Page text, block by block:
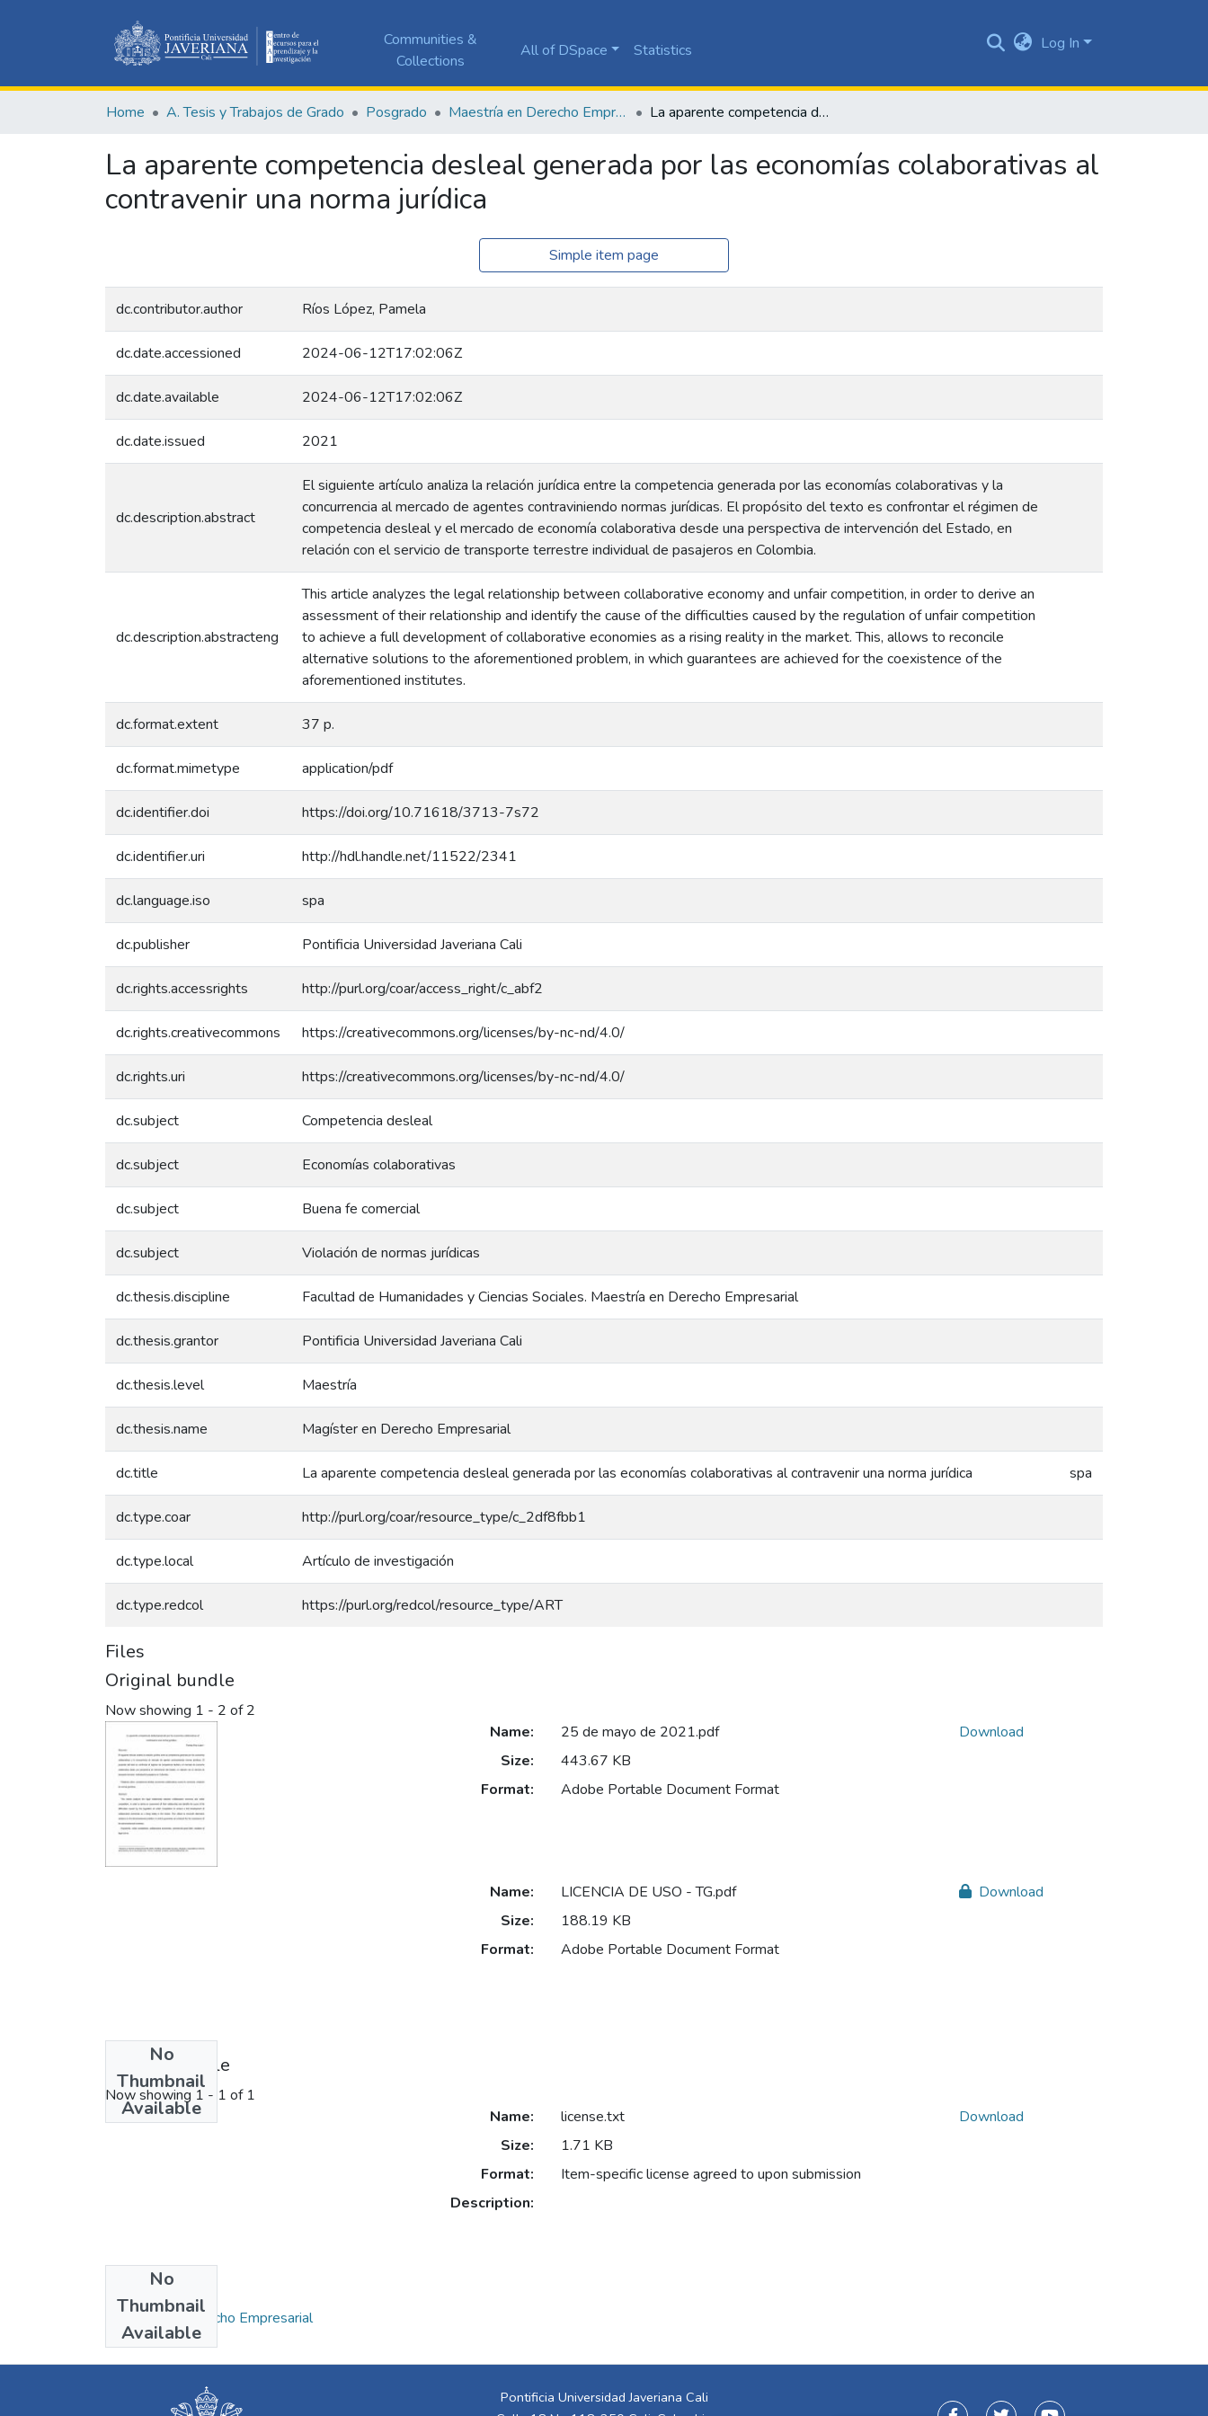
Communities &
Collections
All of DSpace Statistics Log In
Home A. Tesis y Trabajos de Grado Posgrado Maestría en Derecho Empresarial La aparente competencia desleal generada por las economías colaborativas al contravenir una norma jurídica
La aparente competencia desleal generada por las economías colaborativas al
contravenir una norma jurídica
Simple item page
dc.contributor.author Ríos López, Pamela
dc.date.accessioned 2024-06-12T17:02:06Z
dc.date.available 2024-06-12T17:02:06Z
dc.date.issued 2021
dc.description.abstract
El siguiente artículo analiza la relación jurídica entre la competencia generada por las economías colaborativas y la
concurrencia al mercado de agentes contraviniendo normas jurídicas. El propósito del texto es confrontar el régimen de
competencia desleal y el mercado de economía colaborativa desde una perspectiva de intervención del Estado, en
relación con el servicio de transporte terrestre individual de pasajeros en Colombia.
dc.description.abstracteng
This article analyzes the legal relationship between collaborative economy and unfair competition, in order to derive an
assessment of their relationship and identify the cause of the difficulties caused by the regulation of unfair competition
to achieve a full development of collaborative economies as a rising reality in the market. This, allows to reconcile
alternative solutions to the aforementioned problem, in which guarantees are achieved for the coexistence of the
aforementioned institutes.
dc.format.extent 37 p.
dc.format.mimetype application/pdf
dc.identifier.doi https://doi.org/10.71618/3713-7s72
dc.identifier.uri http://hdl.handle.net/11522/2341
dc.language.iso spa
dc.publisher Pontificia Universidad Javeriana Cali
dc.rights.accessrights http://purl.org/coar/access_right/c_abf2
dc.rights.creativecommons https://creativecommons.org/licenses/by-nc-nd/4.0/
dc.rights.uri https://creativecommons.org/licenses/by-nc-nd/4.0/
dc.subject Competencia desleal
dc.subject Economías colaborativas
dc.subject Buena fe comercial
dc.subject Violación de normas jurídicas
dc.thesis.discipline Facultad de Humanidades y Ciencias Sociales. Maestría en Derecho Empresarial
dc.thesis.grantor Pontificia Universidad Javeriana Cali
dc.thesis.level Maestría
dc.thesis.name Magíster en Derecho Empresarial
dc.title La aparente competencia desleal generada por las economías colaborativas al contravenir una norma jurídica spa
dc.type.coar http://purl.org/coar/resource_type/c_2df8fbb1
dc.type.local Artículo de investigación
dc.type.redcol https://purl.org/redcol/resource_type/ART
Files
Original bundle
Now showing 1 - 2 of 2
Name:
25 de mayo de 2021.pdf
Size:
443.67 KB
Format:
Adobe Portable Document Format
Download
No
Thumbnail
Available
Name:
LICENCIA DE USO - TG.pdf
Size:
188.19 KB
Format:
Adobe Portable Document Format
Download
License bundle
Now showing 1 - 1 of 1
No
Thumbnail
Available
Name:
license.txt
Size:
1.71 KB
Format:
Item-specific license agreed to upon submission
Description:
Download
Collections
Maestría en Derecho Empresarial
Pontificia Universidad Javeriana Cali